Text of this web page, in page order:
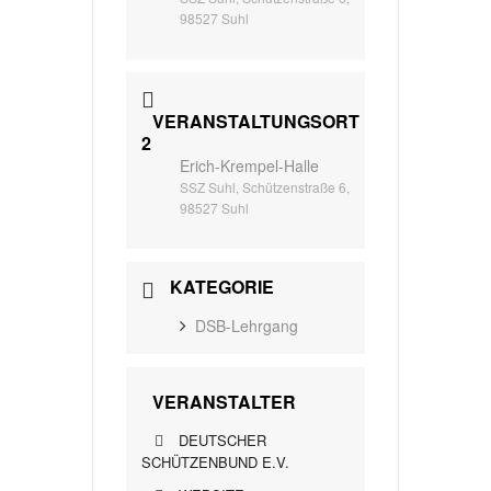
98527 Suhl
VERANSTALTUNGSORT
2
Erich-Krempel-Halle
SSZ Suhl, Schützenstraße 6,
98527 Suhl
KATEGORIE
DSB-Lehrgang
VERANSTALTER
DEUTSCHER
SCHÜTZENBUND E.V.